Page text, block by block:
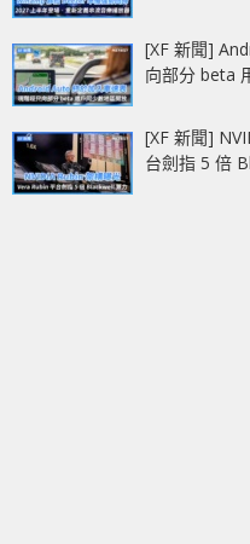
[XF 新聞]
向部分 beta
[XF 新聞]
台劍指 5 倍